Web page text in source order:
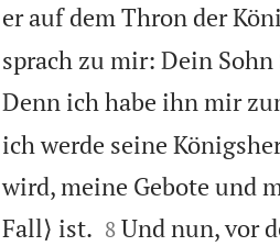
er auf dem Thron der
sprach zu mir: Dein
Denn ich habe ihn mir
ich werde seine
wird, meine Gebote und
Fall⟩ ist.
8 Und nun, vor